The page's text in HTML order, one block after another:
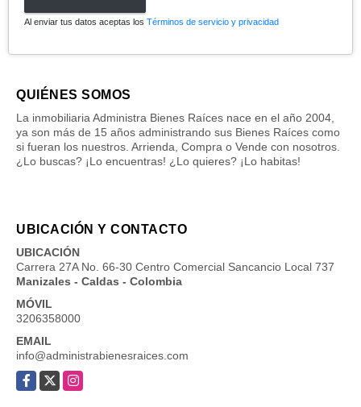
Al enviar tus datos aceptas los Términos de servicio y privacidad
QUIÉNES SOMOS
La inmobiliaria Administra Bienes Raíces nace en el año 2004,
ya son más de 15 años administrando sus Bienes Raíces como
si fueran los nuestros. Arrienda, Compra o Vende con nosotros.
¿Lo buscas? ¡Lo encuentras! ¿Lo quieres? ¡Lo habitas!
UBICACIÓN Y CONTACTO
UBICACIÓN
Carrera 27A No. 66-30 Centro Comercial Sancancio Local 737
Manizales - Caldas - Colombia
MÓVIL
3206358000
EMAIL
info@administrabienesraices.com
Facebook
X Instagram